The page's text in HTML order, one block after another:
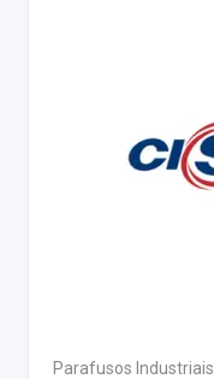
Parafusos Industriais